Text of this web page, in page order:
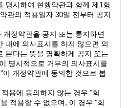
명시하여 현행약관과 함께 제1항
관의 적용일자 30일 전부터 공지
개정약관을 공지 또는 통지하면
내에 의사표시를 하지 않으면 의
본다는 뜻을 명확하게 공지 또는
명시적으로 거부의 의사표시를
개정약관에 동의한 것으로 봅
용에 동의하지 않는 경우 "회
적용할 수 없으며, 이 경우 "회